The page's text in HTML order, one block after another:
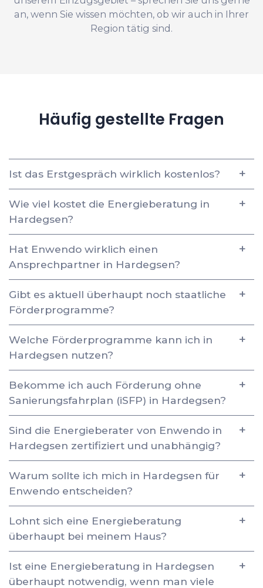
an, wenn Sie wissen möchten, ob wir auch in Ihrer
Region tätig sind.
Häufig gestellte Fragen
Ist das Erstgespräch wirklich kostenlos?
Wie viel kostet die Energieberatung in
Hardegsen?
Hat Enwendo wirklich einen
Ansprechpartner in Hardegsen?
Gibt es aktuell überhaupt noch staatliche
Förderprogramme?
Welche Förderprogramme kann ich in
Hardegsen nutzen?
Bekomme ich auch Förderung ohne
Sanierungsfahrplan (iSFP) in Hardegsen?
Sind die Energieberater von Enwendo in
Hardegsen zertifiziert und unabhängig?
Warum sollte ich mich in Hardegsen für
Enwendo entscheiden?
Lohnt sich eine Energieberatung
überhaupt bei meinem Haus?
Ist eine Energieberatung in Hardegsen
überhaupt notwendig, wenn man viele